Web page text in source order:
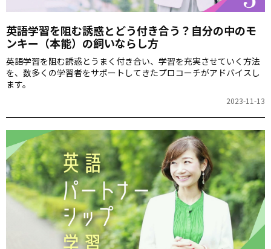
英語学習を阻む誘惑とどう付き合う？自分の中のモ
ンキー（本能）の飼いならし方
英語学習を阻む誘惑とうまく付き合い、学習を充実させていく方法
を、数多くの学習者をサポートしてきたプロコーチがアドバイスし
ます。
2023-11-13